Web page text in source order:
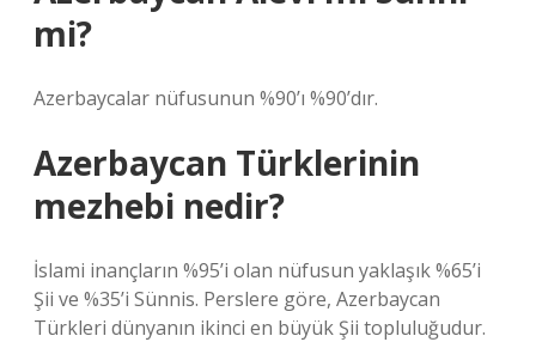
mi?
Azerbaycalar nüfusunun %90’ı %90’dır.
Azerbaycan Türklerinin
mezhebi nedir?
İslami inançların %95’i olan nüfusun yaklaşık %65’i
Şii ve %35’i Sünnis. Perslere göre, Azerbaycan
Türkleri dünyanın ikinci en büyük Şii topluluğudur.